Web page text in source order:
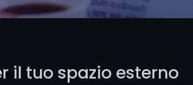
il tuo spazio esterno